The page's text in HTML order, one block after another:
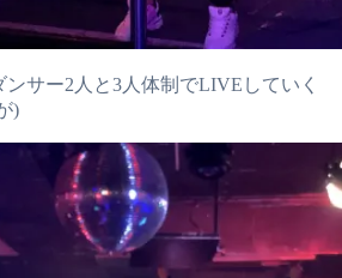
サー2人と3人体制でLIVEしていく
)